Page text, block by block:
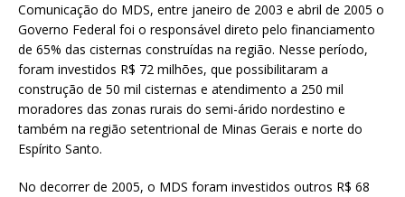
Comunicação do MDS, entre janeiro de 2003 e abril de 2005 o
Governo Federal foi o responsável direto pelo financiamento
de 65% das cisternas construídas na região. Nesse período,
foram investidos R$ 72 milhões, que possibilitaram a
construção de 50 mil cisternas e atendimento a 250 mil
moradores das zonas rurais do semi-árido nordestino e
também na região setentrional de Minas Gerais e norte do
Espírito Santo.
No decorrer de 2005, o MDS foram investidos outros R$ 68